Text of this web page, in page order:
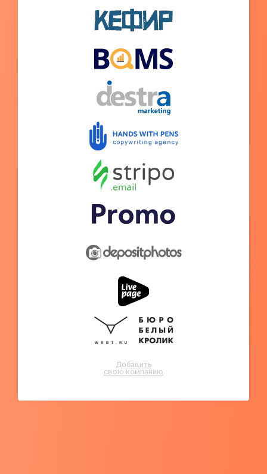
Добавить
свою компанию